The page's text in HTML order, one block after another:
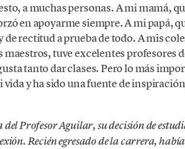
a muchas personas. A mi mamá,
en apoyarme siempre. A mi papá,
de rectitud a prueba de todo. A mis
maestros, tuve excelentes profesores
tanto dar clases. Pero lo más
vida y ha sido una fuente de
Profesor Aguilar, su decisión de
Recién egresado de la carrera,